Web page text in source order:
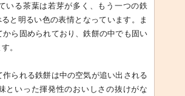
いる茶葉は若芽が多く、もう一つの鉄
ると明るい色の表情となっています。ま
から固められており、鉄餅の中でも固い
。
作られる鉄餅は中の空気が追い出される
といった揮発性のおいしさの抜けがな